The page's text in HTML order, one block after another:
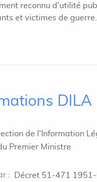
reconnu d'utilité
et victimes de guerre.
DILA
de l'Information
Premier Ministre
: Décret 51-471